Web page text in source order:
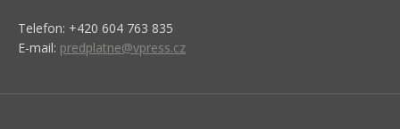
Telefon: +420 604 763 835
E-mail: predplatne@vpress.cz